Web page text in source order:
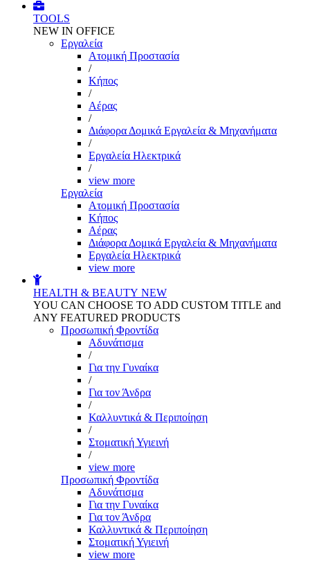
TOOLS
NEW IN OFFICE
Εργαλεία
Aτομική Προστασία
/
Kήπος
/
Αέρας
/
Διάφορα Δομικά Εργαλεία & Μηχανήματα
/
Εργαλεία Ηλεκτρικά
/
view more
Εργαλεία
Aτομική Προστασία
Kήπος
Αέρας
Διάφορα Δομικά Εργαλεία & Μηχανήματα
Εργαλεία Ηλεκτρικά
view more
HEALTH & BEAUTY NEW
YOU CAN CHOOSE TO ADD CUSTOM TITLE and
ANY FEATURED PRODUCTS
Προσωπική Φροντίδα
Αδυνάτισμα
/
Για την Γυναίκα
/
Για τον Άνδρα
/
Καλλυντικά & Περιποίηση
/
Στοματική Υγιεινή
/
view more
Προσωπική Φροντίδα
Αδυνάτισμα
Για την Γυναίκα
Για τον Άνδρα
Καλλυντικά & Περιποίηση
Στοματική Υγιεινή
view more